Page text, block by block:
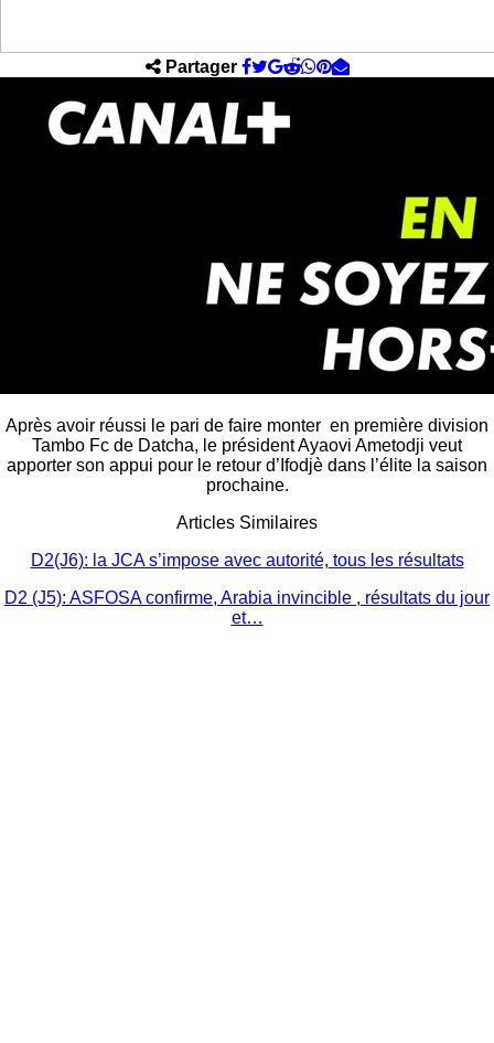
Partager
Après avoir réussi le pari de faire monter en première division
Tambo Fc de Datcha, le président Ayaovi Ametodji veut
apporter son appui pour le retour d’Ifodjè dans l’élite la saison
prochaine.
Articles Similaires
D2(J6): la JCA s’impose avec autorité, tous les résultats
D2 (J5): ASFOSA confirme, Arabia invincible , résultats du jour
et…